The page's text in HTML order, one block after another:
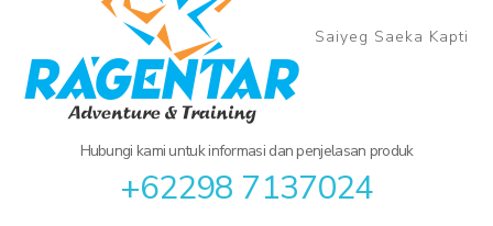
Saiyeg Saeka Kapti
Hubungi kami untuk informasi dan penjelasan produk
+62298 7137024